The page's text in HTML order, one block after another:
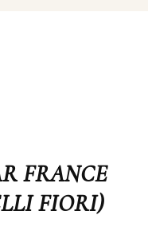
FRANCE
FIORI)